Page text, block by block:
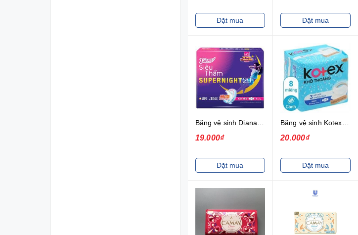
Đặt mua Đặt mua
19.000₫
Đặt mua
20.000₫
Đặt mua